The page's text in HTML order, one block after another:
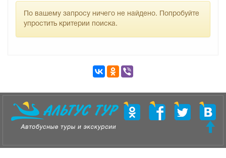
По вашему запросу ничего не найдено. Попробуйте
упростить критерии поиска.